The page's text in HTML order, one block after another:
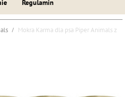
Regulamin
Mokra Karma dla psa Piper Animals z